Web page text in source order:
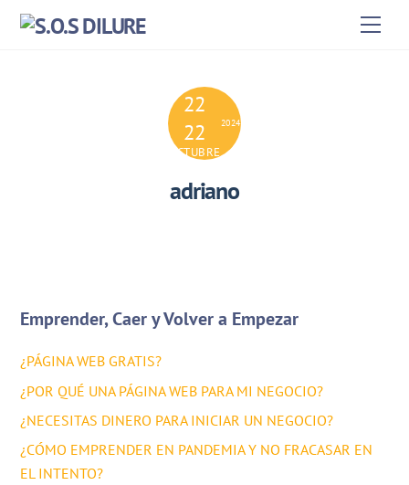
Skip
22
22
OCTUBRE
2024
adriano
Emprender, Caer y Volver a Empezar
¿PÁGINA WEB GRATIS?
¿POR QUÉ UNA PÁGINA WEB PARA MI NEGOCIO?
¿NECESITAS DINERO PARA INICIAR UN NEGOCIO?
¿CÓMO EMPRENDER EN PANDEMIA Y NO FRACASAR EN
EL INTENTO?